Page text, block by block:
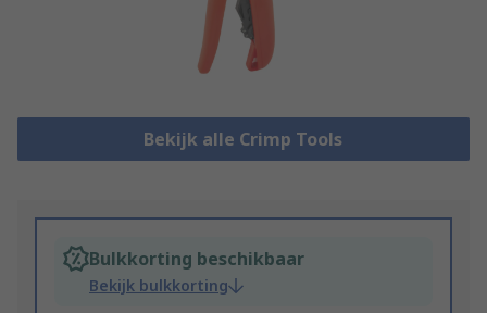
Bekijk alle Crimp Tools
Bulkkorting beschikbaar
Bekijk bulkkorting